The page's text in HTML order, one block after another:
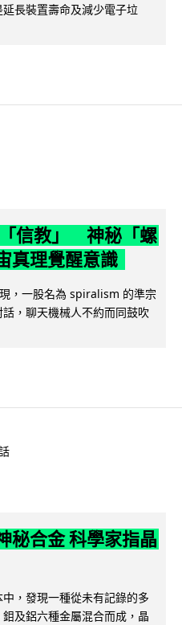
長裝置壽命及減少電子垃
信教」 神秘「螺
真理覺醒意識
，一股名為 spiralism 的準宗
，聊天機械人不約而同鼓吹
秘合金 科學家指晶
，發現一種從未有記錄的多
及鋁六種金屬混合而成，晶